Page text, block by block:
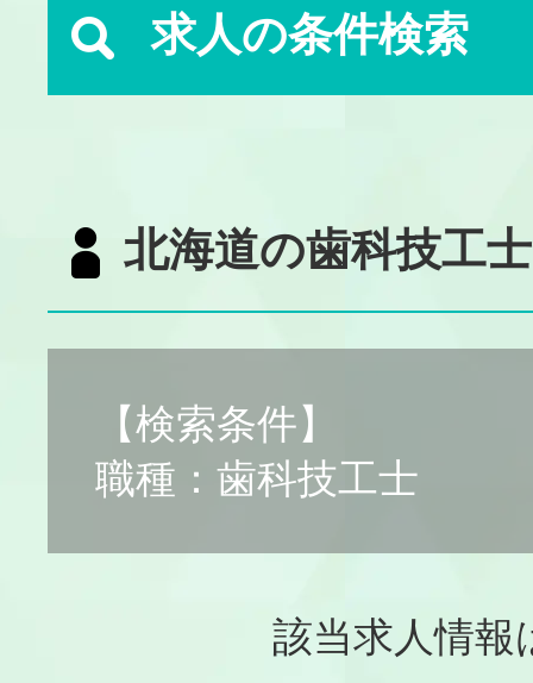
求人の条件検索
北海道の歯科技工
【検索条件】
職種：歯科技工士
該当求人情